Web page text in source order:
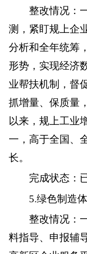
整改情况：
测，紧盯规上企
分析和全年统筹
形势，实现经济
业帮扶机制，督
抓增量、保质量
以来，规上工业
一，高于全国、
长。
完成状态 ：
5.绿色制造
整改情况：
料指导、申报辅